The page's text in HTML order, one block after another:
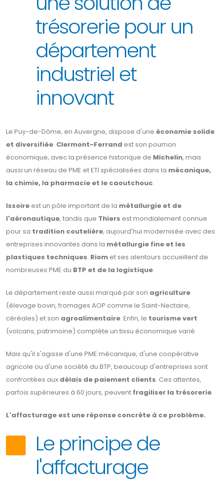
trésorerie pour un
département
industriel et
innovant
Le Puy-de-Dôme, en Auvergne, dispose d'une économie solide
et diversifiée. Clermont-Ferrand est son poumon
économique, avec la présence historique de Michelin, mais
aussi un réseau de PME et ETI spécialisées dans la mécanique,
la chimie, la pharmacie et le caoutchouc.
Issoire est un pôle important de la métallurgie et de
l'aéronautique, tandis que Thiers est mondialement connue
pour sa tradition coutelière, aujourd'hui modernisée avec des
entreprises innovantes dans la métallurgie fine et les
plastiques techniques. Riom et ses alentours accueillent de
nombreuses PME du BTP et de la logistique.
Le département reste aussi marqué par son agriculture
(élevage bovin, fromages AOP comme le Saint-Nectaire,
céréales) et son agroalimentaire. Enfin, le tourisme vert
(volcans, patrimoine) complète un tissu économique varié.
Mais qu'il s'agisse d'une PME mécanique, d'une coopérative
agricole ou d'une société du BTP, beaucoup d'entreprises sont
confrontées aux délais de paiement clients. Ces attentes,
parfois supérieures à 60 jours, peuvent fragiliser la trésorerie.
L'affacturage est une réponse concrète à ce problème.
Le principe de
l'affacturage